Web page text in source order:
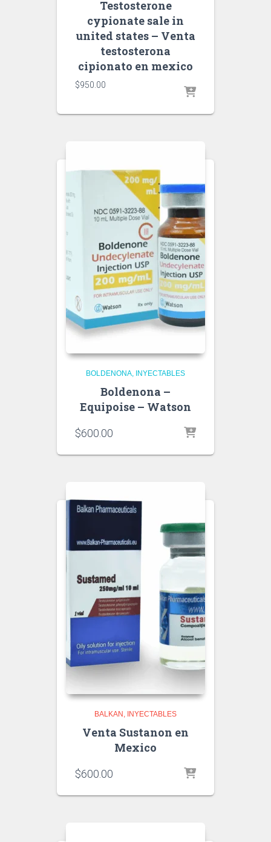
Testosterone
cypionate sale in
united states – Venta
testosterona
cipionato en mexico
$950.00
BOLDENONA INYECTABLES
Boldenona –
Equipoise – Watson
$600.00
BALKAN INYECTABLES
Venta Sustanon en
Mexico
$600.00